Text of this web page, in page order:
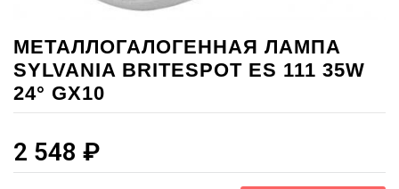
МЕТАЛЛОГАЛОГЕННАЯ ЛАМПА
SYLVANIA BRITESPOT ES 111 35W
24° GX10
2 548 ₽